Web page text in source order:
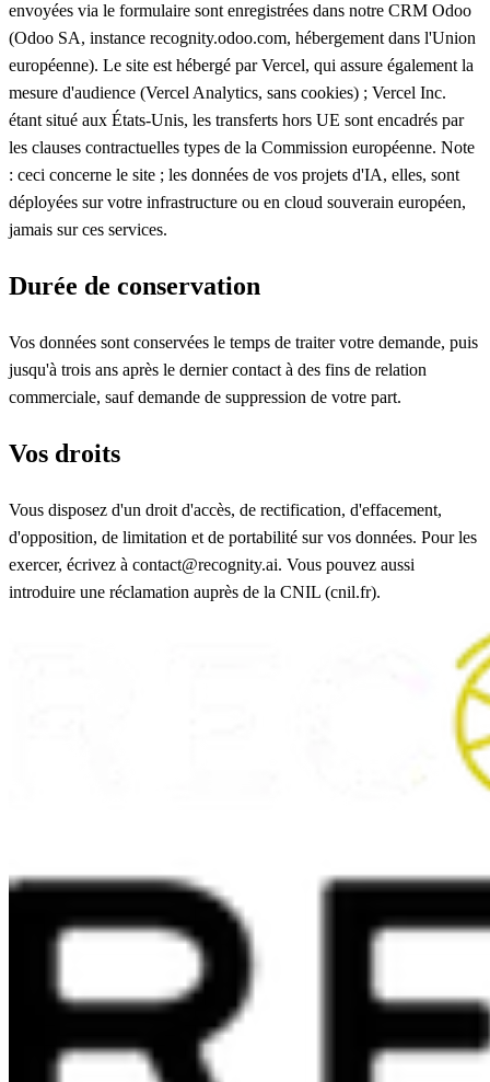
envoyées via le formulaire sont enregistrées dans notre CRM Odoo
(Odoo SA, instance recognity.odoo.com, hébergement dans l'Union
européenne). Le site est hébergé par Vercel, qui assure également la
mesure d'audience (Vercel Analytics, sans cookies) ; Vercel Inc.
étant situé aux États-Unis, les transferts hors UE sont encadrés par
les clauses contractuelles types de la Commission européenne. Note
: ceci concerne le site ; les données de vos projets d'IA, elles, sont
déployées sur votre infrastructure ou en cloud souverain européen,
jamais sur ces services.
Durée de conservation
Vos données sont conservées le temps de traiter votre demande, puis
jusqu'à trois ans après le dernier contact à des fins de relation
commerciale, sauf demande de suppression de votre part.
Vos droits
Vous disposez d'un droit d'accès, de rectification, d'effacement,
d'opposition, de limitation et de portabilité sur vos données. Pour les
exercer, écrivez à contact@recognity.ai. Vous pouvez aussi
introduire une réclamation auprès de la CNIL (cnil.fr).